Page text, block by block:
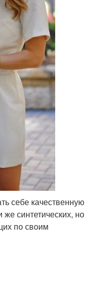
себе качественную
синтетических, но
по своим